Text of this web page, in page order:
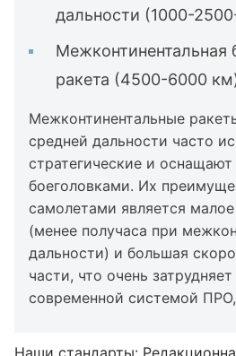
дальности (1000-
Межконтинентальная
ракета (4500-6000
Межконтинентальные
средней дальности часто
стратегические и
боеголовками. Их
самолетами является
(менее получаса при
дальности) и большая
части, что очень
современной системой
Наши стандарты: